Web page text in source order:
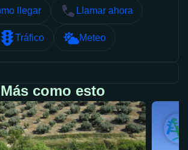
llegar
Llamar ahora
Tráfico Meteo
Más como esto